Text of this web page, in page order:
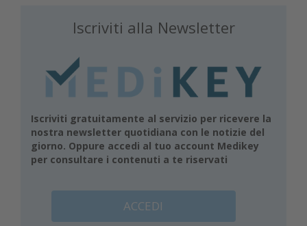
Iscriviti alla Newsletter
Iscriviti gratuitamente al servizio per ricevere la
nostra newsletter quotidiana con le notizie del
giorno. Oppure accedi al tuo account Medikey
per consultare i contenuti a te riservati
ACCEDI